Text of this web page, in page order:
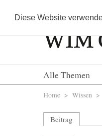
Diese Website
Alle Themen
Sie sind
Home > Wissen >
Beitrag